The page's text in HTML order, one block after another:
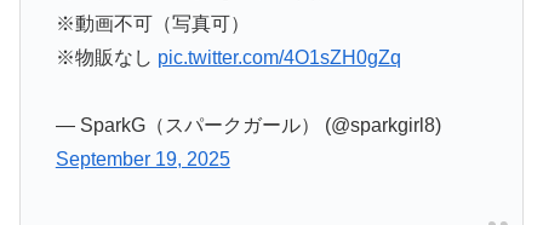
※動画不可（写真可）
※物販なし pic.twitter.com/4O1sZH0gZq
— SparkG（スパークガール） (@sparkgirl8)
September 19, 2025